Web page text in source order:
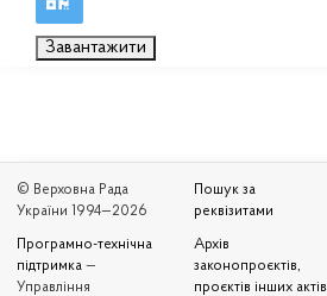
Завантажити
© Верховна Рада
України 1994—2026
Програмно-технічна
підтримка —
Управління
Пошук за
реквізитами
Архів
законопроєктів,
проєктів інших актів